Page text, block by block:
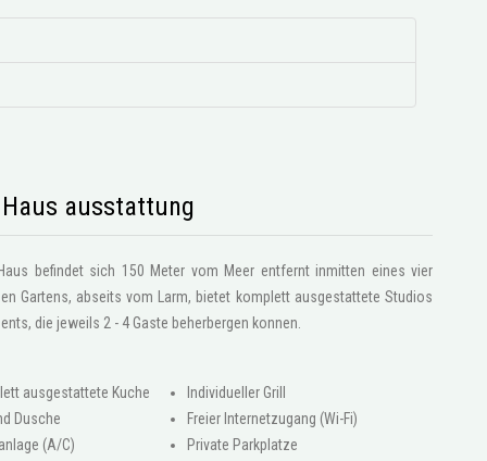
Haus ausstattung
befindet sich 150 Meter vom Meer entfernt inmitten eines vier
Gartens, abseits vom Larm, bietet komplett ausgestattete Studios
die jeweils 2 - 4 Gaste beherbergen konnen.
ausgestattete Kuche
Dusche
(A/C)
Individueller Grill
Freier Internetzugang (Wi-Fi)
Private Parkplatze